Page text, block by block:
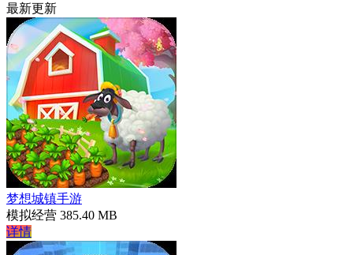
最新更新
梦想城镇手游
模拟经营 385.40 MB
详情